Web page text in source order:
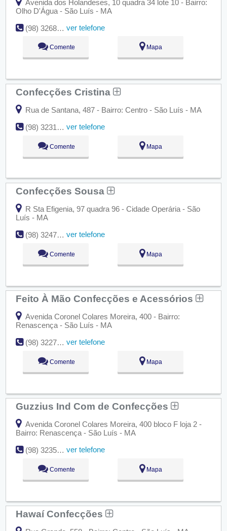
Avenida dos Holandeses, 10 quadra 34 lote 10 - Bairro:
Olho D'Água - São Luís - MA
(98) 3268-9067
ver telefone
Comente Mapa
Confecções Cristina
Rua de Santana, 487 - Bairro: Centro - São Luís - MA
(98) 3231-7878
ver telefone
Comente Mapa
Confecções Sousa
R Sta Efigenia, 97 quadra 96 - Cidade Operária - São
Luís - MA
(98) 3247-5230
ver telefone
Comente Mapa
Feito À Mão Confecções e Acessórios
Avenida Coronel Colares Moreira, 400 - Bairro:
Renascença - São Luís - MA
(98) 3227-9239
ver telefone
Comente Mapa
Guzzius Ind Com de Confecções
Avenida Coronel Colares Moreira, 400 bloco F loja 2 -
Bairro: Renascença - São Luís - MA
(98) 3235-5184
ver telefone
Comente Mapa
Hawaí Confecções